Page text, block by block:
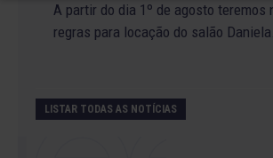
A partir do dia 1º de agosto teremos
regras para locação do salão Daniela.
LISTAR TODAS AS NOTÍCIAS